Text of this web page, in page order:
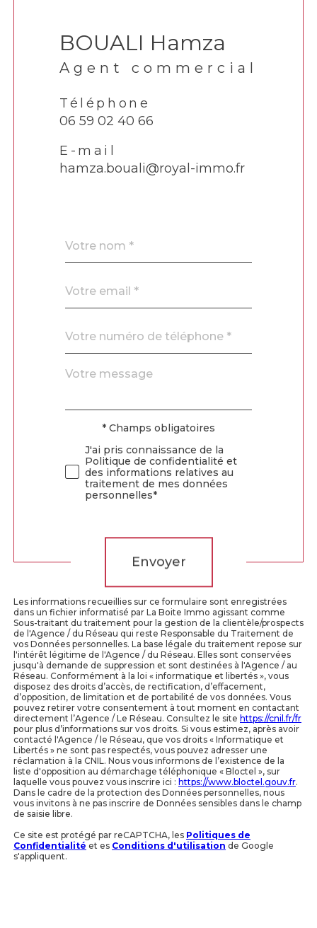
BOUALI Hamza
Agent commercial
Téléphone
06 59 02 40 66
E-mail
hamza.bouali@royal-immo.fr
par
*
*
*
Fieldset
défaut
Message
*
Validation* Champs obligatoires
J'ai pris connaissance de la
Politique de confidentialité et
des informations relatives au
traitement de mes données
personnelles*
Envoyer
Les informations recueillies sur ce formulaire sont enregistrées
dans un fichier informatisé par La Boite Immo agissant comme
Sous-traitant du traitement pour la gestion de la clientèle/prospects
de l'Agence / du Réseau qui reste Responsable du Traitement de
vos Données personnelles. La base légale du traitement repose sur
l'intérêt légitime de l'Agence / du Réseau. Elles sont conservées
jusqu'à demande de suppression et sont destinées à l'Agence / au
Réseau. Conformément à la loi « informatique et libertés », vous
disposez des droits d’accès, de rectification, d’effacement,
d’opposition, de limitation et de portabilité de vos données. Vous
pouvez retirer votre consentement à tout moment en contactant
directement l’Agence / Le Réseau. Consultez le site https://cnil.fr/fr
pour plus d’informations sur vos droits. Si vous estimez, après avoir
contacté l'Agence / le Réseau, que vos droits « Informatique et
Libertés » ne sont pas respectés, vous pouvez adresser une
réclamation à la CNIL. Nous vous informons de l’existence de la
liste d'opposition au démarchage téléphonique « Bloctel », sur
laquelle vous pouvez vous inscrire ici : https://www.bloctel.gouv.fr.
Dans le cadre de la protection des Données personnelles, nous
vous invitons à ne pas inscrire de Données sensibles dans le champ
de saisie libre.
Ce site est protégé par reCAPTCHA, les Politiques de
Confidentialité et es Conditions d'utilisation de Google
s'appliquent.